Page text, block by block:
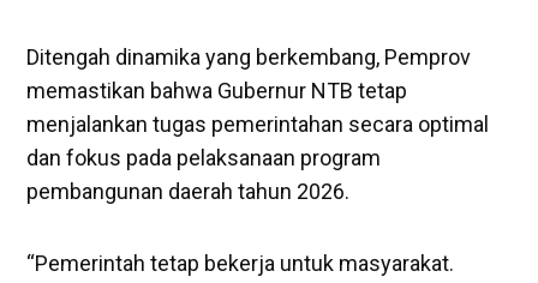
Ditengah dinamika yang berkembang, Pemprov
memastikan bahwa Gubernur NTB tetap
menjalankan tugas pemerintahan secara optimal
dan fokus pada pelaksanaan program
pembangunan daerah tahun 2026.
“Pemerintah tetap bekerja untuk masyarakat.